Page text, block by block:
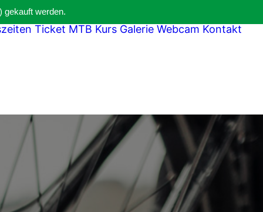
gekauft werden.
Ticket MTB Kurs Galerie Webcam Kontakt